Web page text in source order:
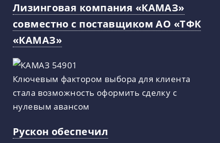
Лизинговая компания «КАМАЗ»
совместно с поставщиком АО «ТФК
«КАМАЗ»
Ключевым фактором выбора для клиента
стала возможность оформить сделку с
нулевым авансом
Рускон обеспечил